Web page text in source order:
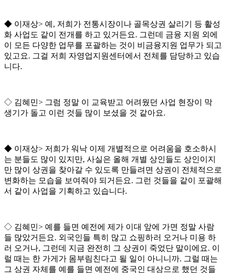
◆ 이재상> 예 , 저희가 전통시장이나 골목상권 살리기 등 활성
화 사업도 같이 전개를 하고 있거든요. 그런데 금융 지원 외에
이 모든 다양한 업무를 포괄하는 것이 비금융지원 업무가 되고
있고요. 그걸 저희 자영업지원센터에서 전체를 담당하고 있습
니다.
◇ 김혜민> 그럼 정말 이 교육받고 어려웠던 사업 현장이 막
생기가 돌고 이런 것들 많이 보셨을 것 같아요.
◆ 이재상> 저희가 워낙 이제 개별적으로 어려움을 호소하시
는 분들도 많이 있지만, 사실은 올해 개별 상인들도 상인이지
만 많이 상권을 찾아갈 수 있도록 만들려면 상권이 전체적으로
변화하는 모습을 보여줘야 되거든요. 그런 것들을 같이 포괄해
서 같이 사업을 기획하고 있습니다.
◇ 김혜민> 예를 들면 예전에 제가 이대 앞에 가면 정말 사람
들 많았거든요. 외국인들 특히 많고 쇼핑하러 오거나 미용 하
러 오거나, 그런데 지금 완전히 그 상권이 죽었단 말이에요. 이
럴 때는 한 가게가 몸부림친다고 될 일이 아니니까. 그럴 때는
그 상권 자체를 예를 들면 예전에 중국인 대상으로 했던 것들